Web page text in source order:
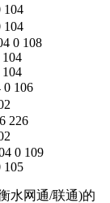
104
104
0 108
0 106
226
0 109
105
水网通/联通)的